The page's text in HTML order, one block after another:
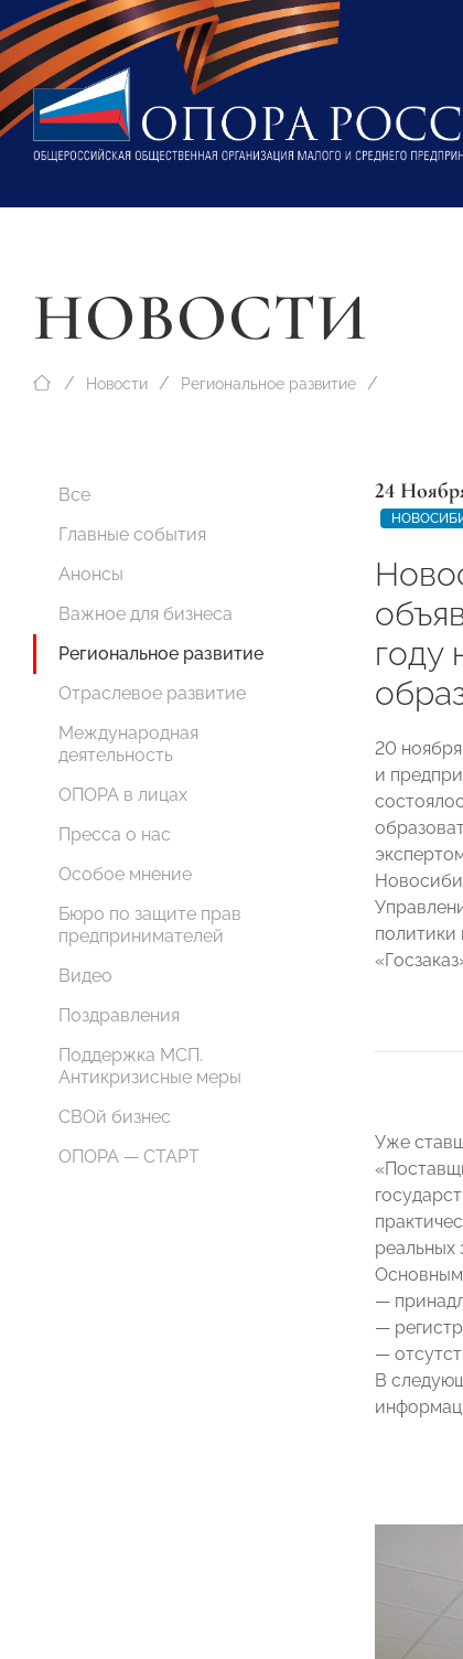
НОВОСТИ
Новости Региональное развитие
Все
Главные события
Анонсы
Важное для бизнеса
Региональное развитие
Отраслевое развитие
Международная
деятельность
ОПОРА в лицах
Пресса о нас
Особое мнение
Бюро по защите прав
предпринимателей
Видео
Поздравления
Поддержка МСП.
Антикризисные меры
СВОй бизнес
ОПОРА — СТАРТ
24
году
20
и
Уже
реальных
—
—
—
В